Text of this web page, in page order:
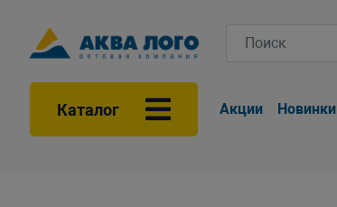
Каталог Акции Новинки